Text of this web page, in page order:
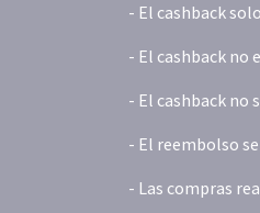
- El cashback
- El cashback no
- El cashback no
- El reembolso
- Las compras